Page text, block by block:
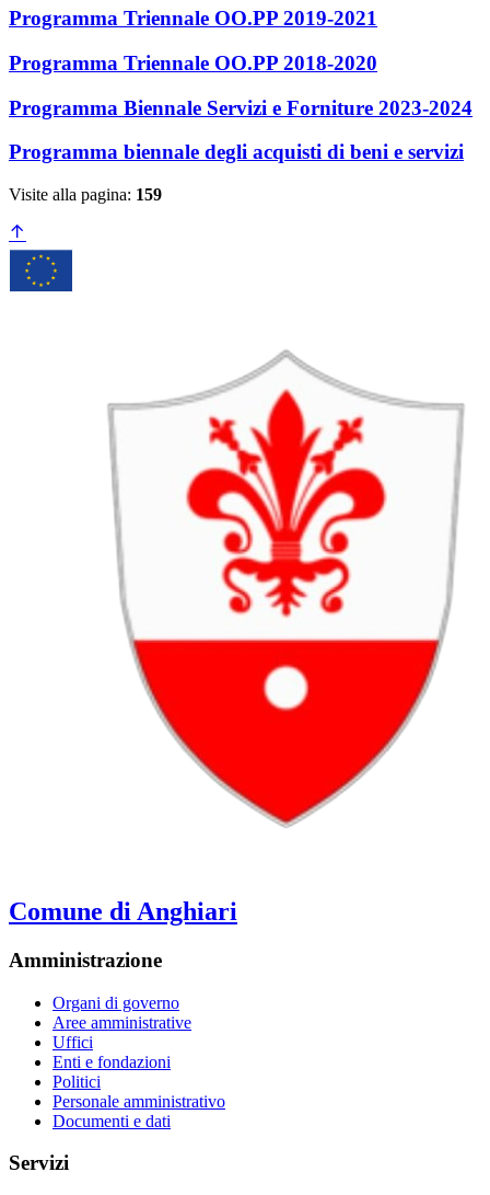
Programma Triennale OO.PP 2019-2021
Programma Triennale OO.PP 2018-2020
Programma Biennale Servizi e Forniture 2023-2024
Programma biennale degli acquisti di beni e servizi
Visite alla pagina: 159
Comune di Anghiari
Amministrazione
Organi di governo
Aree amministrative
Uffici
Enti e fondazioni
Politici
Personale amministrativo
Documenti e dati
Servizi